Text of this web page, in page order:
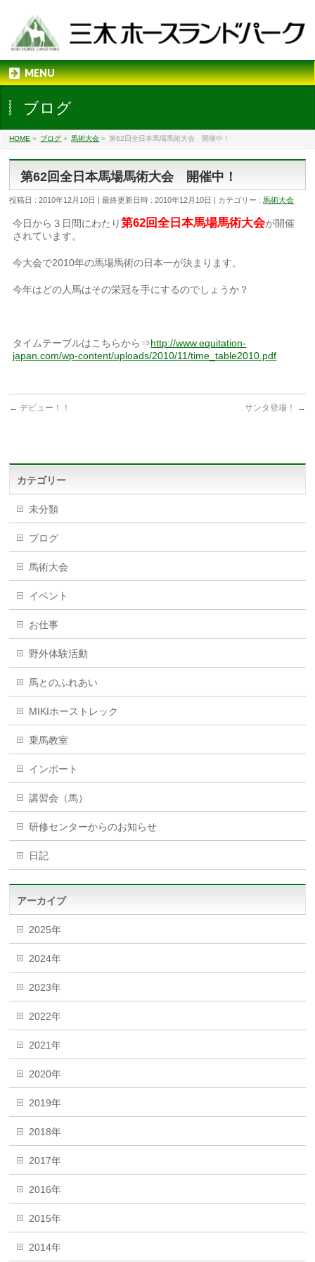
MENU
ブログ
HOME » ブログ » 馬術大会 » 第62回全日本馬場馬術大会 開催中！
第62回全日本馬場馬術大会 開催中！
投稿日 : 2010年12月10日 最終更新日時 : 2010年12月10日 カテゴリー :馬術大会
今日から３日間にわたり第62回全日本馬場馬術大会が開催
されています。
今大会で2010年の馬場馬術の日本一が決まります。
今年はどの人馬はその栄冠を手にするのでしょうか？
タイムテーブルはこちらから⇒http://www.equitation-
japan.com/wp-content/uploads/2010/11/time_table2010.pdf
← デビュー！！ サンタ登場！ →
カテゴリー
未分類
ブログ
馬術大会
イベント
お仕事
野外体験活動
馬とのふれあい
MIKIホーストレック
乗馬教室
インポート
講習会（馬）
研修センターからのお知らせ
日記
アーカイブ
2025年
2024年
2023年
2022年
2021年
2020年
2019年
2018年
2017年
2016年
2015年
2014年